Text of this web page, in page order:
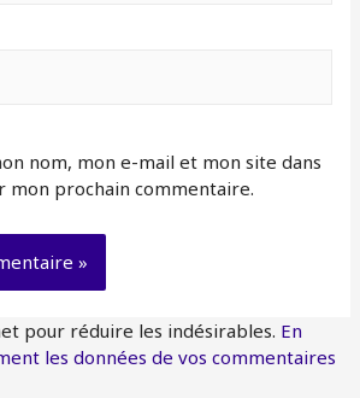
nom, mon e-mail et mon site dans
mon prochain commentaire.
pour réduire les indésirables. En
les données de vos commentaires